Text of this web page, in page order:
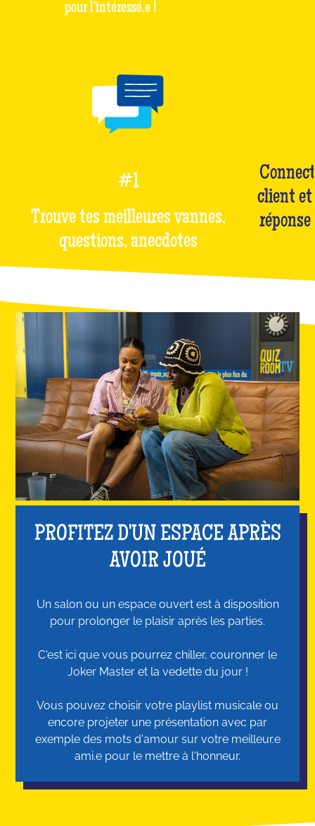
pour l’intéressé.e !
#1
Trouve tes meilleures vannes,
questions, anecdotes
client et
PROFITEZ D'UN ESPACE APRÈS
AVOIR JOUÉ
Un salon ou un espace ouvert est à disposition
pour prolonger le plaisir après les parties.
C'est ici que vous pourrez chiller, couronner le
Joker Master et la vedette du jour !
Vous pouvez choisir votre playlist musicale ou
encore projeter une présentation avec par
exemple des mots d'amour sur votre meilleur.e
ami.e pour le mettre à l'honneur.